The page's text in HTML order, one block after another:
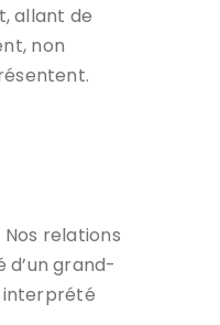
allant de
non
Nos relations
grand-
interprété